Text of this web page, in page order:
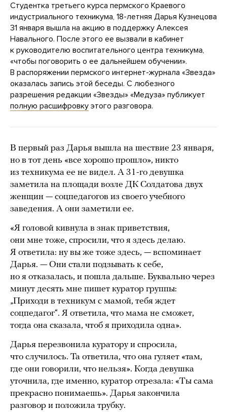
Студентка третьего курса пермского Краевого
индустриального техникума, 18-летняя Дарья Кузнецова
31 января вышла на акцию в поддержку Алексея
Навального. После этого ее вызвали в кабинет
к руководителю воспитательного центра техникума,
«чтобы поговорить о ее дальнейшем обучении».
В распоряжении пермского интернет-журнала «Звезда»
оказалась запись этой беседы. С любезного
разрешения редакции «Звезды» «Медуза» публикует
полную расшифровку этого разговора.
В первый раз Дарья вышла на шествие 23 января,
но в тот день «все хорошо прошло», никто
из техникума ее не видел. А 31-го девушка
заметила на площади возле ДК Солдатова двух
женщин — соцпедагогов из своего учебного
заведения. А они заметили ее.
«Я головой кивнула в знак приветствия,
они мне тоже, спросили, что я здесь делаю.
Я ответила: ну вы же тоже здесь, — вспоминает
Дарья. — Они стали подзывать к себе,
но я отказалась, и пошла дальше. Буквально через
минут десять мне пишет куратор группы:
„Приходи в техникум с мамой, тебя ждет
соцпедагог“. Я ответила, что мама не сможет,
тогда она сказала, чтоб я приходила одна».
Дарья перезвонила куратору и спросила,
что случилось. Та ответила, что она гуляет «там,
где они говорили, что нельзя». Когда девушка
уточнила, где именно, куратор отрезала: «Ты сама
прекрасно понимаешь». Дарья закончила
разговор и положила трубку.